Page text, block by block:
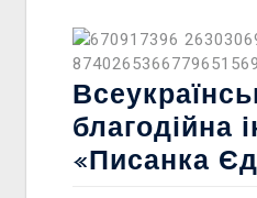
благодійна
«Писанка